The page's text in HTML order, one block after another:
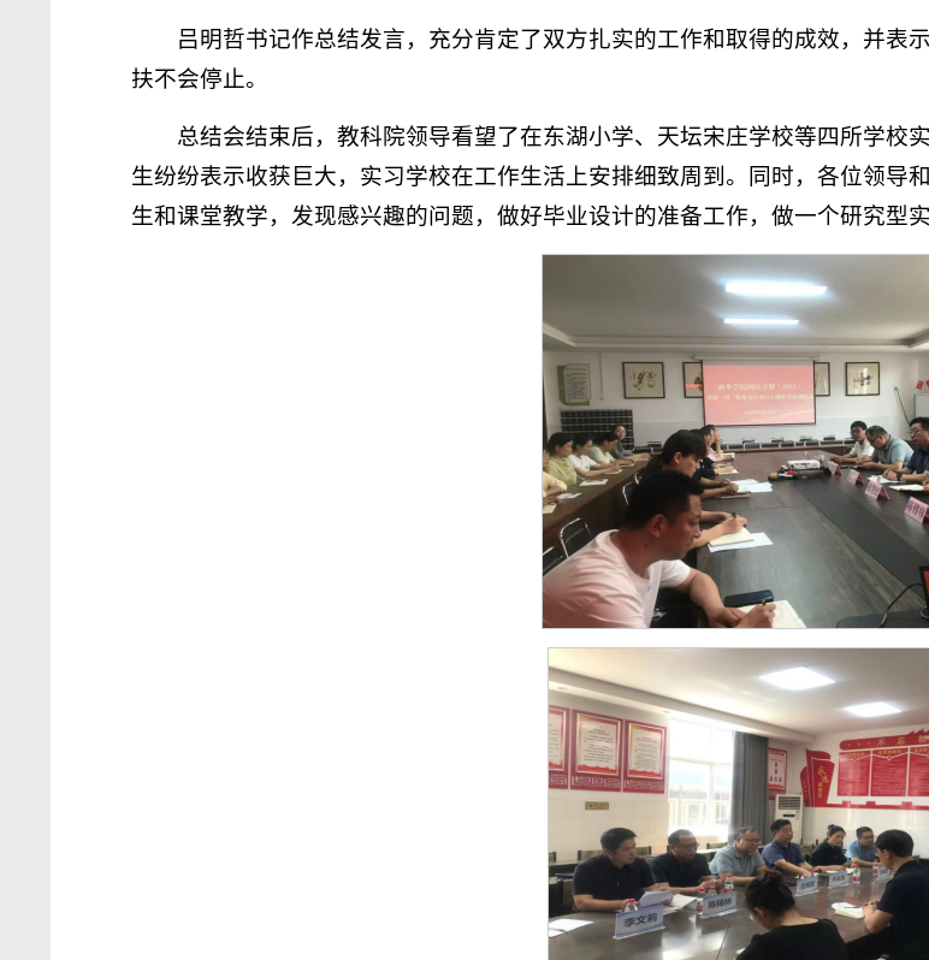
吕明哲书记作总结发言，充分肯定了双方扎实的工作和取得的成效，并表
扶不会停止。
总结会结束后，教科院领导看望了在东湖小学、天坛宋庄学校等四所学校
生纷纷表示收获巨大，实习学校在工作生活上安排细致周到。同时，各位领导
生和课堂教学，发现感兴趣的问题，做好毕业设计的准备工作，做一个研究型实